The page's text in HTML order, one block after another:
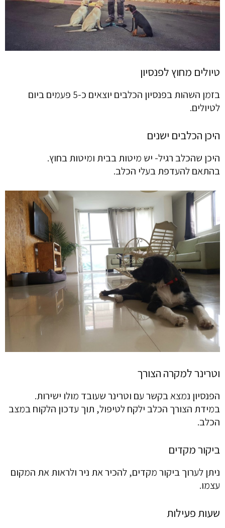
טיולים מחוץ לפנסיון
בזמן השהות בפנסיון הכלבים יוצאים כ-5 פעמים ביום
לטיולים.
היכן הכלבים ישנים
היכן שהכלב רגיל- יש מיטות בבית ומיטות בחוץ.
בהתאם להעדפת בעלי הכלב.
וטרינר למקרה הצורך
הפנסיון נמצא בקשר עם וטרינר שעובד מולו ישירות.
במידת הצורך הכלב ילקח לטיפול, תוך עדכון הלקוח במצב
הכלב.
ביקור מקדים
ניתן לערוך ביקור מקדים, להכיר את ניר ולראות את המקום
עצמו.
שעות פעילות